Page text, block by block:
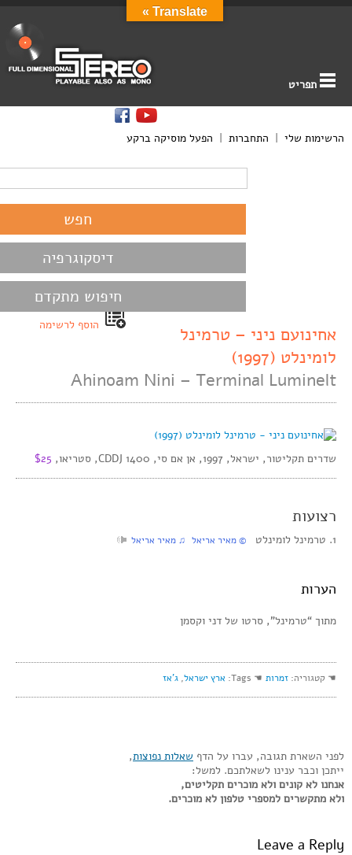
תפריט
הרשימות שלי | התחברות | הפעל מוסיקה ברקע
דיסקוגרפיה
חיפוש מתקדם
הוסף לרשימה
אחינועם ניני – טרמינל
לומינלט (1997)
Ahinoam Nini – Terminal Luminelt
שדרים תקליטור, ישראל, 1997, אן אם סי, CDDJ 1400, סטריאו, $25
רצועות
1. טרמינל לומינלט © מאיר אריאל ♫ מאיר אריאל
הערות
מתוך “טרמינל”, סרטו של דני וקסמן
☚ קטגוריה: זמרות ☚ Tags: ארץ ישראל, ג'אז
לפני השארת תגובה, עברו על הדף שאלות נפוצות,
ייתכן וכבר ענינו לשאלתכם. למשל:
אנחנו לא קונים ולא מוכרים תקליטים,
ולא מתקשרים למספרי טלפון לא מוכרים.
Leave a Reply
Translate »